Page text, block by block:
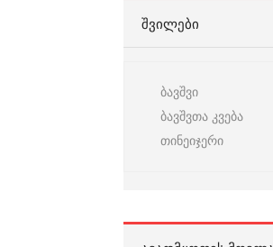
ᲨᲕᲘᲚᲔᲑᲘ
ბავშვი
ბავშვთა კვება
თინეიჯერი